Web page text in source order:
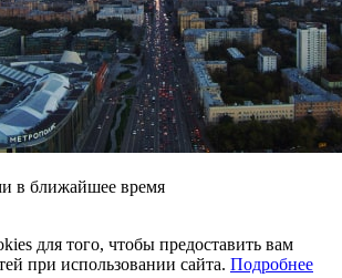
в ближайшее время
для того, чтобы предоставить вам
при использовании сайта. Подробнее